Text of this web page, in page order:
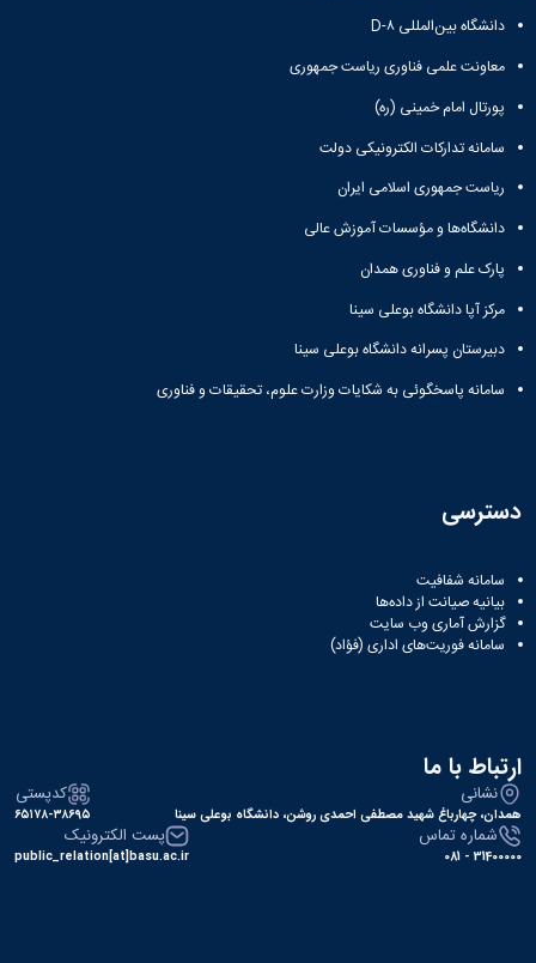
دانشگاه بین‌المللی D-۸
معاونت علمی فناوری ریاست جمهوری
پورتال امام خمینی (ره)
سامانه تدارکات الکترونیکی دولت
ریاست جمهوری اسلامی ایران
دانشگاه‌ها و مؤسسات آموزش عالی
پارک علم و فناوری همدان
مرکز آپا دانشگاه بوعلی سینا
دبیرستان پسرانه دانشگاه بوعلی سینا
سامانه پاسخگوئی به شکایات وزارت علوم، تحقیقات و فناوری
دسترسی
سامانه شفافیت
بیانیه صیانت از داده‌ها
گزارش آماری وب‌ سایت
سامانه فوریت‌های اداری (فؤاد)
ارتباط با ما
نشانی
همدان، چهارباغ شهید مصطفی احمدی روشن، دانشگاه بوعلی سینا
کدپستی
۶۵۱۷۸-۳۸۶۹۵
شماره تماس
31400000 - 081
پست الکترونیک
public_relation[at]basu.ac.ir